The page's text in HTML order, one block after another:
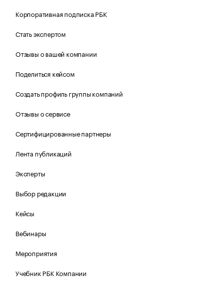
Корпоративная подписка РБК
Стать экспертом
Отзывы о вашей компании
Поделиться кейсом
Создать профиль группы компаний
Отзывы о сервисе
Сертифицированные партнеры
Лента публикаций
Эксперты
Выбор редакции
Кейсы
Вебинары
Мероприятия
Учебник РБК Компании